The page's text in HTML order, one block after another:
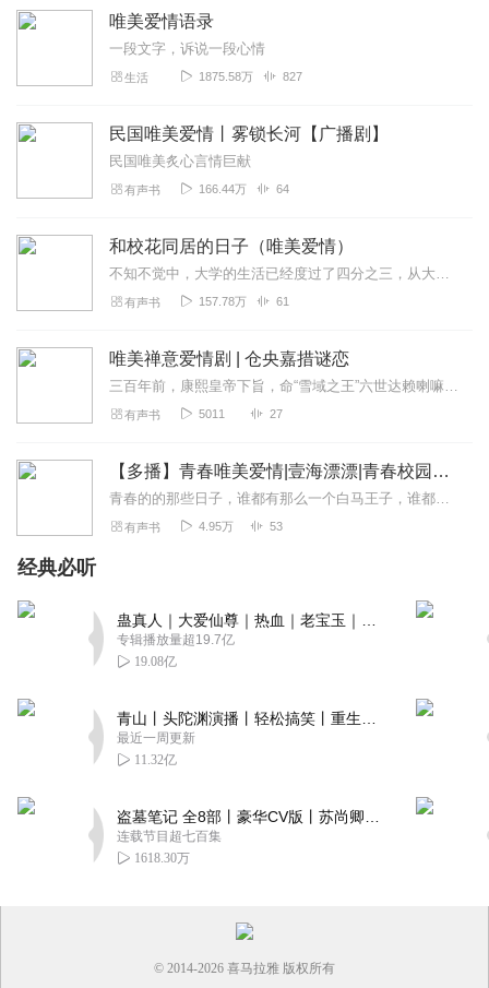
唯美爱情语录
一段文字，诉说一段心情
生活 1875.58万 827
民国唯美爱情丨雾锁长河【广播剧】
民国唯美炙心言情巨献
有声书 166.44万 64
和校花同居的日子（唯美爱情）
不知不觉中，大学的生活已经度过了四分之三，从大一开始，就有想把自己和身边的朋友所发生的故事汇集成一本小说的冲动，经过三年的大学时光，对大学的教育和社会上的某些现...
有声书 157.78万 61
唯美禅意爱情剧 | 仓央嘉措谜恋
三百年前，康熙皇帝下旨，命“雪域之王”六世达赖喇嘛仓央嘉措进京接受审问。因其被蒙古族头领拉藏汗以“假活佛”的罪名上奏清廷。然而，在押送仓央嘉措进京途中，他却离奇...
有声书 5011 27
【多播】青春唯美爱情|壹海漂漂|青春校园爱情
青春的的那些日子，谁都有那么一个白马王子，谁都有那么个白雪公主。
有声书 4.95万 53
经典必听
专辑播放量超19.7亿
19.08亿
最近一周更新
11.32亿
连载节目超七百集
1618.30万
© 2014-2026 喜马拉雅 版权所有